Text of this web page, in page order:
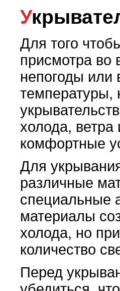
Для того
присмотра во
непогоды или
температуры,
холода, ветра
комфортные
Для
различные
специальные
материалы
холода, но
количество
Перед